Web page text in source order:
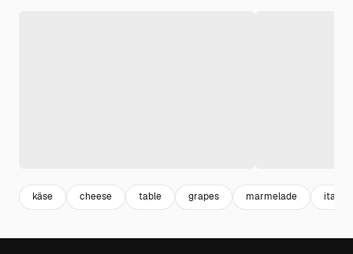
käse cheese table grapes marmelade